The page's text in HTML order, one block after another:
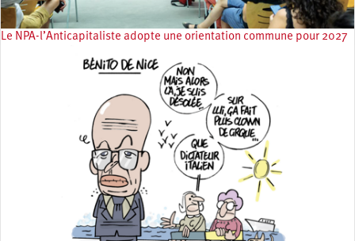
Le NPA-l’Anticapitaliste adopte une orientation commune pour 2027